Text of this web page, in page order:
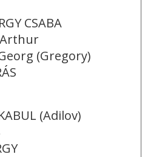
CSABA
Arthur
(Gregory)
(Adilov)